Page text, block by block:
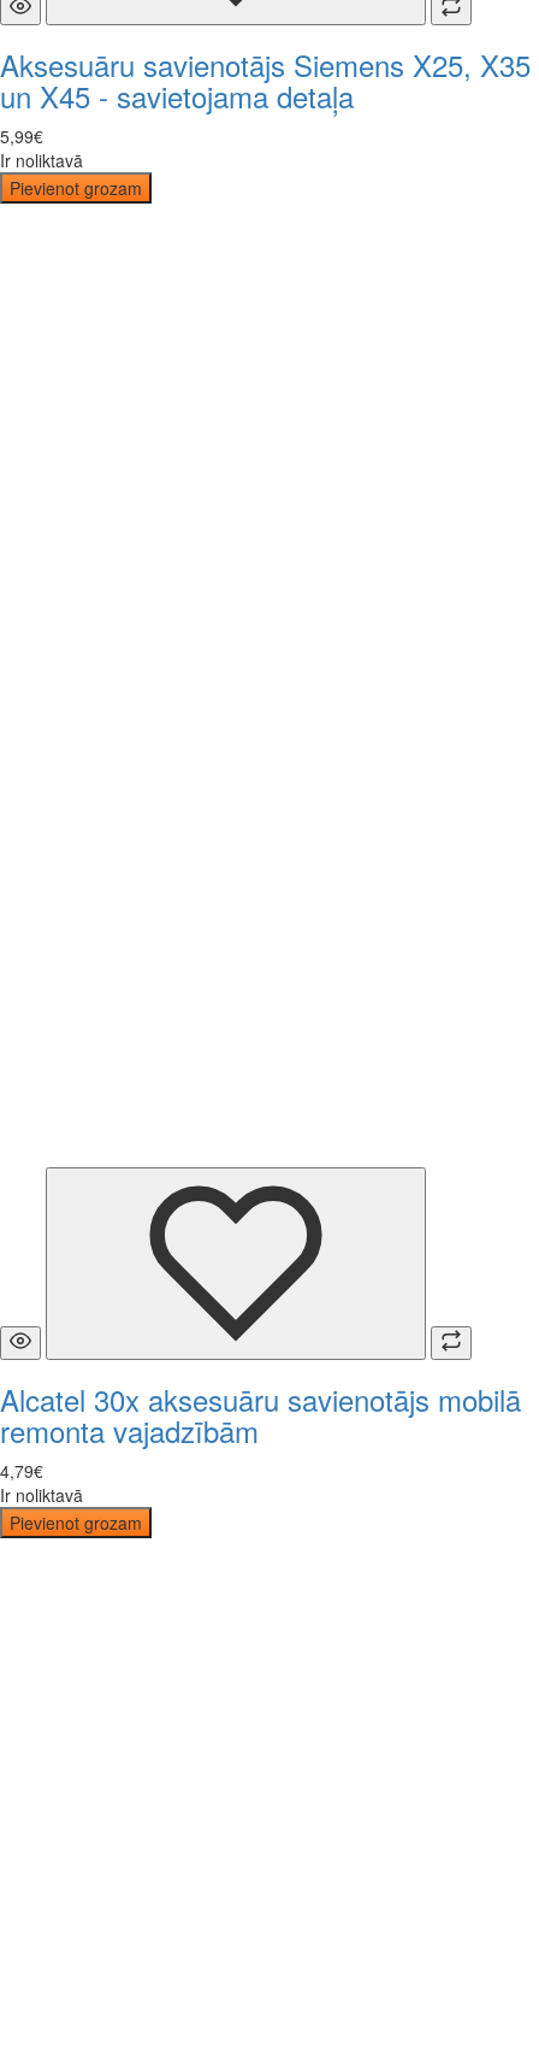
Aksesuāru savienotājs Siemens X25, X35
un X45 - savietojama detaļa
5,99€
Ir noliktavā
Pievienot grozam
Alcatel 30x aksesuāru savienotājs mobilā
remonta vajadzībām
4,79€
Ir noliktavā
Pievienot grozam